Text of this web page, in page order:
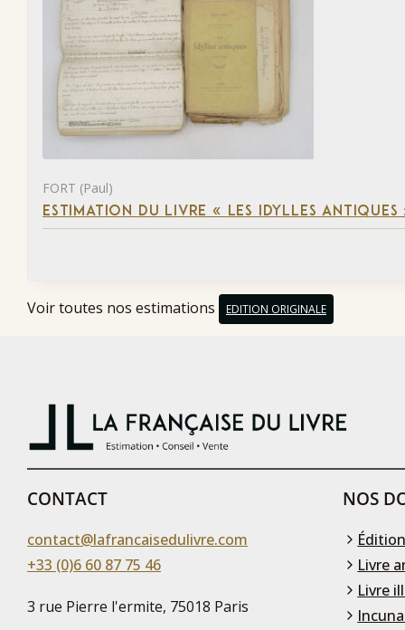
FORT (Paul)
ESTIMATION DU LIVRE « LES IDYLLES
Voir toutes nos estimations EDITION ORIGINALE
CONTACT
contact@lafrancaisedulivre.com
+33 (0)6 60 87 75 46
3 rue Pierre l'ermite, 75018 Paris
NOS
Livre
Livre